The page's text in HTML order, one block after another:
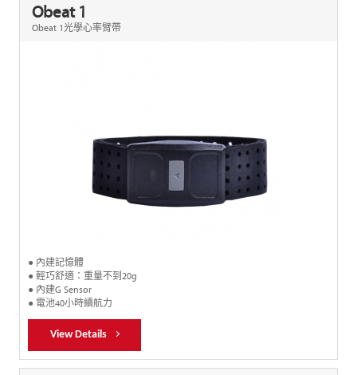
Obeat 1
Obeat 1光學心率臂帶
● 內建記憶體
● 輕巧舒適：重量不到20g
● 內建G Sensor
● 電池40小時續航力
View Details